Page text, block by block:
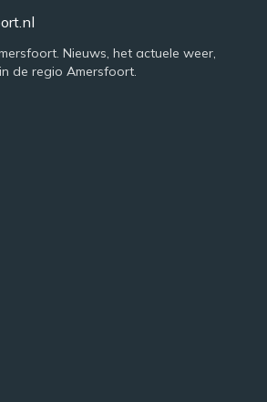
Nieuws, het actuele weer,
de regio Amersfoort.